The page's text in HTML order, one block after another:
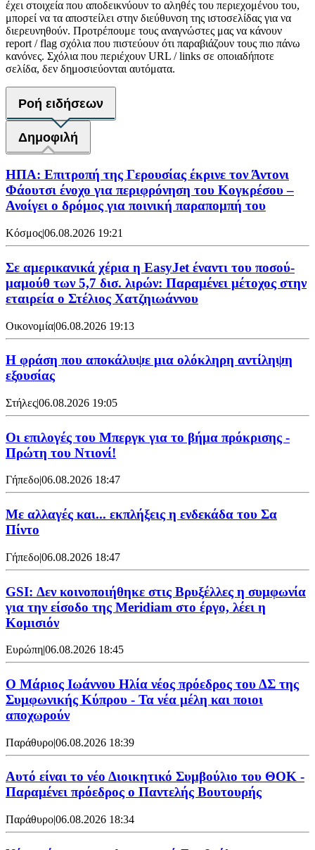
έχει στοιχεία που αποδεικνύουν το αληθές του περιεχομένου του,
μπορεί να τα αποστείλει στην διεύθυνση της ιστοσελίδας για να
διερευνηθούν. Προτρέπουμε τους αναγνώστες μας να κάνουν
report / flag σχόλια που πιστεύουν ότι παραβιάζουν τους πιο πάνω
κανόνες. Σχόλια που περιέχουν URL / links σε οποιαδήποτε
σελίδα, δεν δημοσιεύονται αυτόματα.
Ροή ειδήσεων
Δημοφιλή
ΗΠΑ: Επιτροπή της Γερουσίας έκρινε τον Άντονι
Φάουτσι ένοχο για περιφρόνηση του Κογκρέσου –
Ανοίγει ο δρόμος για ποινική παραπομπή του
Κόσμος|06.08.2026 19:21
Σε αμερικανικά χέρια η EasyJet έναντι του ποσού-
μαμούθ των 5,7 δισ. λιρών: Παραμένει μέτοχος στην
εταιρεία ο Στέλιος Χατζηιωάννου
Οικονομία|06.08.2026 19:13
Η φράση που αποκάλυψε μια ολόκληρη αντίληψη
εξουσίας
Στήλες|06.08.2026 19:05
Οι επιλογές του Μπεργκ για το βήμα πρόκρισης -
Πρώτη του Ντιονί!
Γήπεδο|06.08.2026 18:47
Με αλλαγές και... εκπλήξεις η ενδεκάδα του Σα
Πίντο
Γήπεδο|06.08.2026 18:47
GSI: Δεν κοινοποιήθηκε στις Βρυξέλλες η συμφωνία
για την είσοδο της Meridiam στο έργο, λέει η
Κομισιόν
Ευρώπη|06.08.2026 18:45
Ο Μάριος Ιωάννου Ηλία νέος πρόεδρος του ΔΣ της
Συμφωνικής Κύπρου - Τα νέα μέλη και ποιοι
αποχωρούν
Παράθυρο|06.08.2026 18:39
Αυτό είναι το νέο Διοικητικό Συμβούλιο του ΘΟΚ -
Παραμένει πρόεδρος ο Παντελής Βουτουρής
Παράθυρο|06.08.2026 18:34